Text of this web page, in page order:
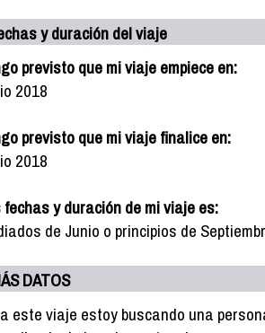
y duración del viaje
previsto que mi viaje empiece en:
2018
previsto que mi viaje finalice en:
2018
fechas y duración de mi viaje es:
de Junio o principios de
DATOS
este viaje estoy buscando una